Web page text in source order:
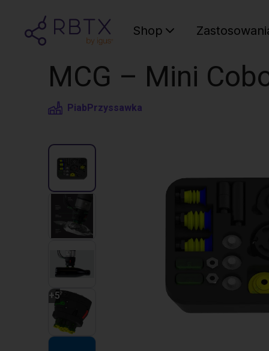
Shop
MCG – Mini
PiabPrzyssawka
+5